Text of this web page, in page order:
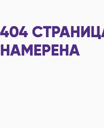
404
НАМЕРЕНА